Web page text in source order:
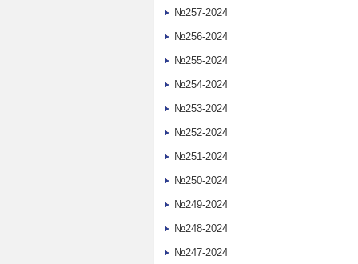
№257-2024
№256-2024
№255-2024
№254-2024
№253-2024
№252-2024
№251-2024
№250-2024
№249-2024
№248-2024
№247-2024